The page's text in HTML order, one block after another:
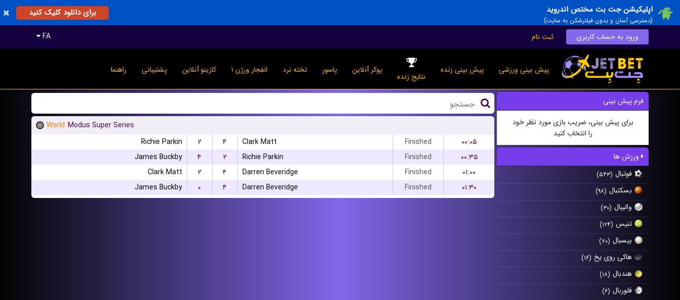
اپلیکیشن جت بت مختص اندروید
(دسترسی آسان و بدون فیلترشکن به سایت)
برای دانلود کلیک کنید
FA ورود به حساب کاربری ثبت نام
پیش بینی ورزشی پیش بینی زنده
نتایج زنده
پوکر آنلاین پاسور تخته نرد انفجار ورژن ۱ کازینو آنلاین پشتیبانی راهنما
فرم پیش بینی
برای پیش بینی، ضریب بازی مورد نظر خود
را انتخاب کنید
ورزش ها
فوتبال (۵۴۳)
بسکتبال (۹۸)
والیبال (۳۰)
تنیس (۱۲۴)
بیسبال (۷۰)
هاکی روی یخ (۱۶)
هندبال (۱۸)
فلوربال (۶)
World Modus Super Series
Richie Parkin
۲ ۴ Clark Matt Finished
۰۰:۰۵
James Buckby
۴ ۲ Richie Parkin Finished
۰۰:۳۵
Clark Matt
۲ ۴ Darren Beveridge Finished
۰۱:۰۰
James Buckby
۰ ۴ Darren Beveridge Finished ۰۱:۳۰